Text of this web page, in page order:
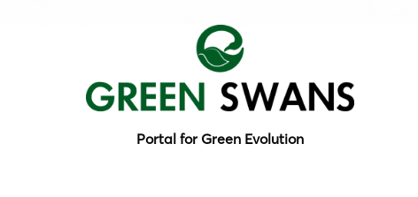
Portal for Green Evolution